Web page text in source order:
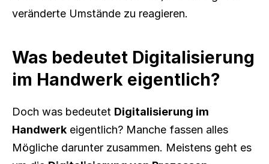
veränderte Umstände zu reagieren.
Was bedeutet Digitalisierung
im Handwerk eigentlich?
Doch was bedeutet Digitalisierung im
Handwerk eigentlich? Manche fassen alles
Mögliche darunter zusammen. Meistens geht es